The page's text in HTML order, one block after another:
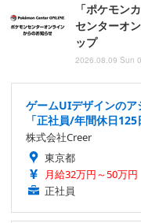
「ポケモン
センターオ
ップ
2026.08.09 Sun
ゲームUIデザインのア
「正社員/年間休日
株式会社Creer
東京都
月給32万円～50万円
正社員